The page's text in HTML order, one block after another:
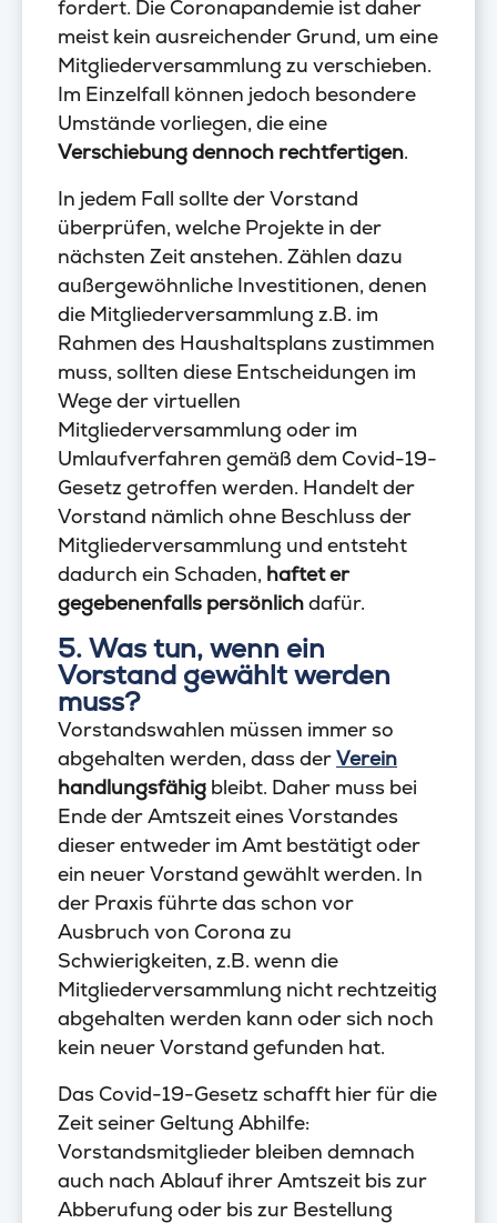
fordert. Die Coronapandemie ist daher
meist kein ausreichender Grund, um eine
Mitgliederversammlung zu verschieben.
Im Einzelfall können jedoch besondere
Umstände vorliegen, die eine
Verschiebung dennoch rechtfertigen.
In jedem Fall sollte der Vorstand
überprüfen, welche Projekte in der
nächsten Zeit anstehen. Zählen dazu
außergewöhnliche Investitionen, denen
die Mitgliederversammlung z.B. im
Rahmen des Haushaltsplans zustimmen
muss, sollten diese Entscheidungen im
Wege der virtuellen
Mitgliederversammlung oder im
Umlaufverfahren gemäß dem Covid-19-
Gesetz getroffen werden. Handelt der
Vorstand nämlich ohne Beschluss der
Mitgliederversammlung und entsteht
dadurch ein Schaden, haftet er
gegebenenfalls persönlichdafür.
5. Was tun, wenn ein
Vorstand gewählt werden
muss?
Vorstandswahlen müssen immer so
abgehalten werden, dass derVerein
handlungsfähig bleibt. Daher muss bei
Ende der Amtszeit eines Vorstandes
dieser entweder im Amt bestätigt oder
ein neuer Vorstand gewählt werden. In
der Praxis führte das schon vor
Ausbruch von Corona zu
Schwierigkeiten, z.B. wenn die
Mitgliederversammlung nicht rechtzeitig
abgehalten werden kann oder sich noch
kein neuer Vorstand gefunden hat.
Das Covid-19-Gesetz schafft hier für die
Zeit seiner Geltung Abhilfe:
Vorstandsmitglieder bleiben demnach
auch nach Ablauf ihrer Amtszeit bis zur
Abberufung oder bis zur Bestellung